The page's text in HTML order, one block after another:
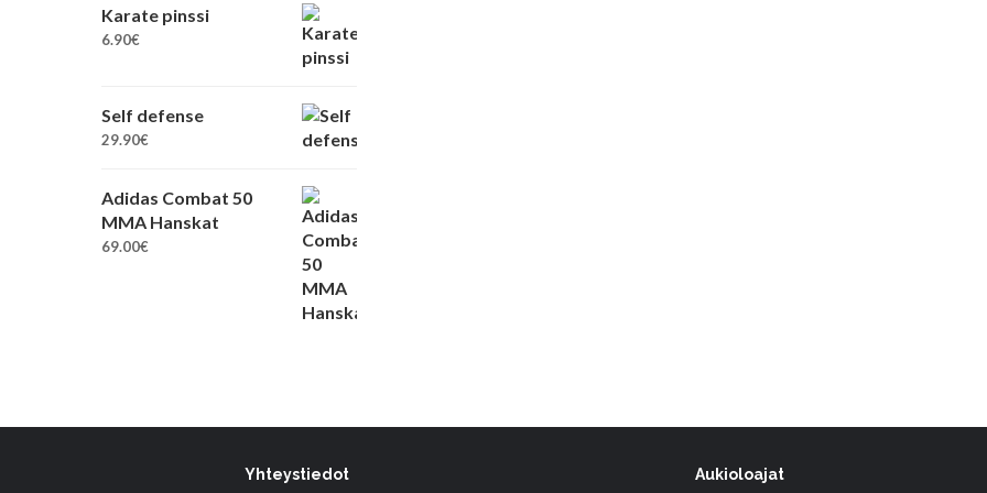
Karate pinssi
6.90€
Self defense
29.90€
Adidas Combat 50
MMA Hanskat
69.00€
Yhteystiedot Aukioloajat